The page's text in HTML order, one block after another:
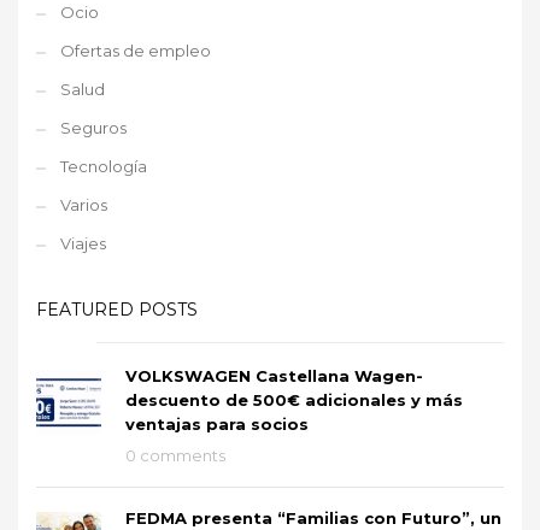
Ocio
Ofertas de empleo
Salud
Seguros
Tecnología
Varios
Viajes
FEATURED POSTS
VOLKSWAGEN Castellana Wagen-
descuento de 500€ adicionales y más
ventajas para socios
0 comments
FEDMA presenta “Familias con Futuro”, un